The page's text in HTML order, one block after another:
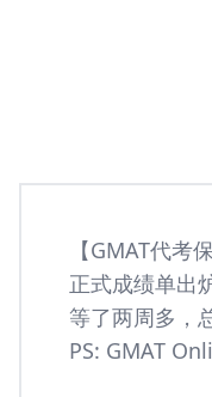
【GMAT代考
正式成绩单出
等了两周多，
PS: GMAT